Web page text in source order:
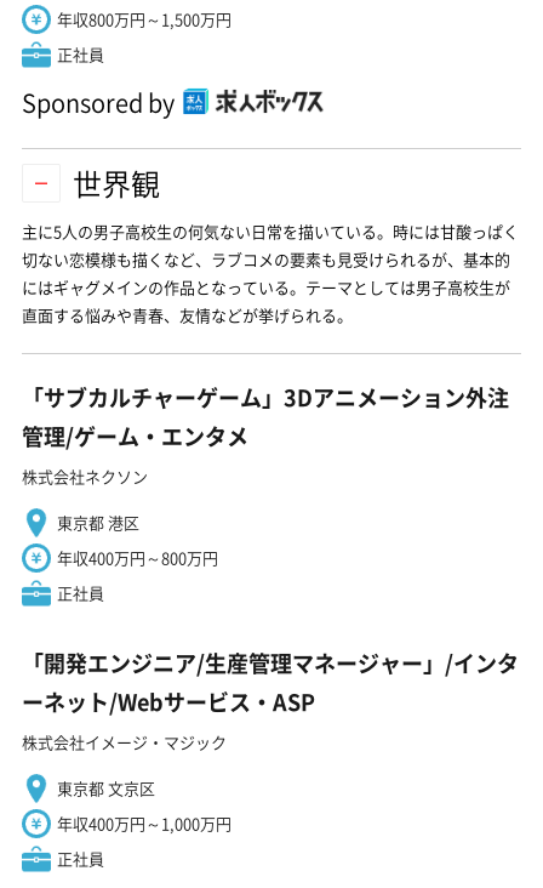
年収800万円～1,500万円
正社員
Sponsored by
世界観
主に5人の男子高校生の何気ない日常を描いている。時には甘酸っぱく
切ない恋模様も描くなど、ラブコメの要素も見受けられるが、基本的
にはギャグメインの作品となっている。テーマとしては男子高校生が
直面する悩みや青春、友情などが挙げられる。
「サブカルチャーゲーム」3Dアニメーション外注
管理/ゲーム・エンタメ
株式会社ネクソン
東京都 港区
年収400万円～800万円
正社員
「開発エンジニア/生産管理マネージャー」/インタ
ーネット/Webサービス・ASP
株式会社イメージ・マジック
東京都 文京区
年収400万円～1,000万円
正社員